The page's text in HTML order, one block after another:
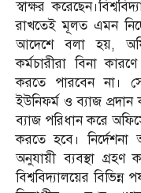
স্বাক্ষর
রাখতেই মূলত এমন
আদেশে বলা হয়,
কর্মচারীরা বিনা
করতে পারবেন না।
ইউনিফর্ম ও ব্যাজ
ব্যাজ পরিধান করে
করতে হবে। নির্দেশনা
অনুযায়ী ব্যবস্থা
বিশ্ববিদ্যালয়ের বিভিন্ন